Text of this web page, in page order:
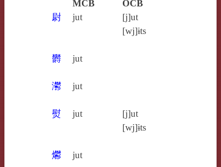
MCB
OCB
尉
jut
[j]ut
[wj]ɨts
欝 jut
灪 jut
熨 jut
[j]ut
[wj]ɨts
爩 jut